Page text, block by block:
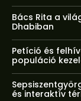
Bács Rita a
Dhabiban
Petíció és
populáció
és interaktív